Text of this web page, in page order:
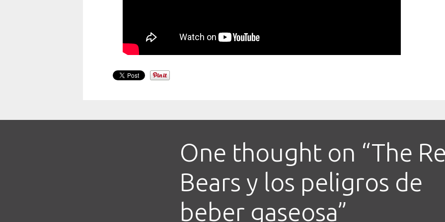
One thought on “The
Bears y los peligros de
beber gaseosa”